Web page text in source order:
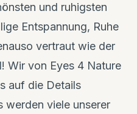
und ruhigsten
Entspannung, Ruhe
vertraut wie der
Wir von Eyes 4 Nature
auf die Details
werden viele unserer